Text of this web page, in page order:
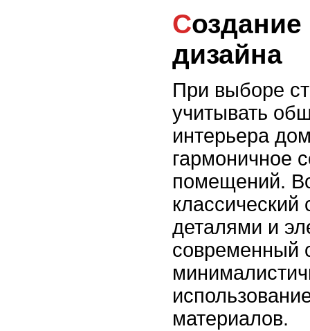
Создание стильного
дизайна
При выборе
учитывать
интерьера
гармоничное
помещений.
деталями и
современный
материалов.